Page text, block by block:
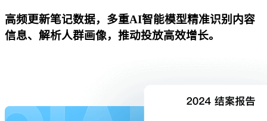
高频更新笔记数据，多重AI智能模型精准识别内容
信息、解析人群画像，推动投放高效增长。